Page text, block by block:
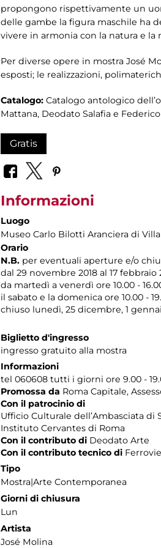
propongono rispettivamente un
delle gambe la figura maschile ha
vivere in armonia con la natura e
Per diverse opere in mostra José
esposti; le realizzazioni,
Catalogo: Catalogo antologico
Mattana, Deodato Salafia e Federico
Gratis
Informazioni
Luogo
Museo Carlo Bilotti Aranciera di
Orario
N.B. per eventuali aperture e/o
dal 29 novembre 2018 al 17 febbraio
da martedì a venerdì ore 10.00 -
il sabato e la domenica ore 10.00 -
chiuso lunedì, 25 dicembre, 1
Biglietto d'ingresso
ingresso gratuito alla mostra
Informazioni
tel 060608 tutti i giorni ore 9.00 -
Promossa da Roma Capitale,
Con il patrocinio di
Ufficio Culturale dell’Ambasciata di
Instituto Cervantes di Roma
Con il contributo di Deodato Arte
Con il contributo tecnico di
Tipo
Mostra|Arte Contemporanea
Giorni di chiusura
Lun
Artista
José Molina